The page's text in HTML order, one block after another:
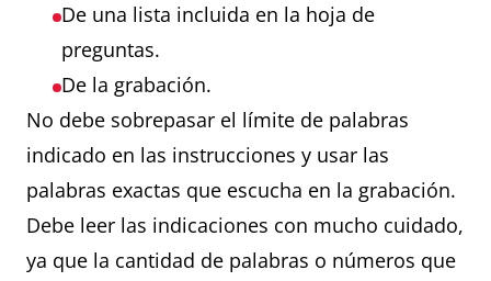
De una lista incluida en la hoja de
preguntas.
De la grabación.
No debe sobrepasar el límite de palabras
indicado en las instrucciones y usar las
palabras exactas que escucha en la grabación.
Debe leer las indicaciones con mucho cuidado,
ya que la cantidad de palabras o números que